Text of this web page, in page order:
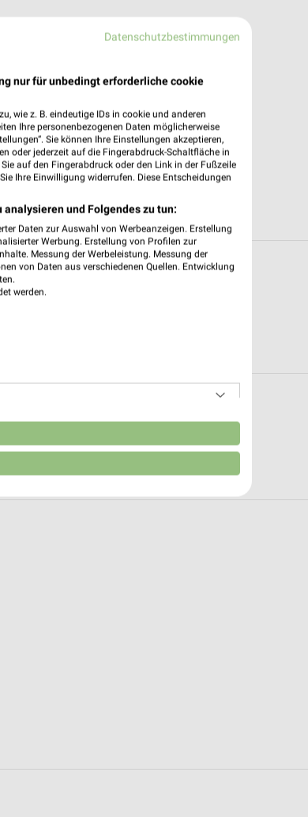
Datenschutzbestimmungen
nur für unbedingt erforderliche cookie
wie z. B. eindeutige IDs in cookie und anderen
Ihre personenbezogenen Daten möglicherweise
Sie können Ihre Einstellungen akzeptieren,
oder jederzeit auf die Fingerabdruck-Schaltfläche in
auf den Fingerabdruck oder den Link in der Fußzeile
Ihre Einwilligung widerrufen. Diese Entscheidungen
und Folgendes zu tun:
Daten zur Auswahl von Werbeanzeigen. Erstellung
Werbung. Erstellung von Profilen zur
Messung der Werbeleistung. Messung der
von Daten aus verschiedenen Quellen. Entwicklung
werden.